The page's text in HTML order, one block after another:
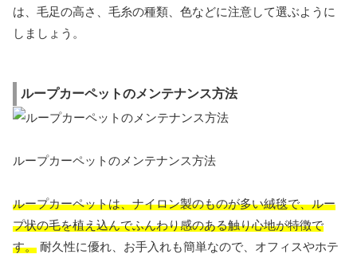
は、毛足の高さ、毛糸の種類、色などに注意して選ぶように
しましょう。
ループカーペットのメンテナンス方法
ループカーペットのメンテナンス方法
ループカーペットは、ナイロン製のものが多い絨毯で、ルー
プ状の毛を植え込んでふんわり感のある触り心地が特徴で
す。 耐久性に優れ、お手入れも簡単なので、オフィスやホテ